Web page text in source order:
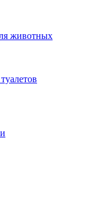
животных